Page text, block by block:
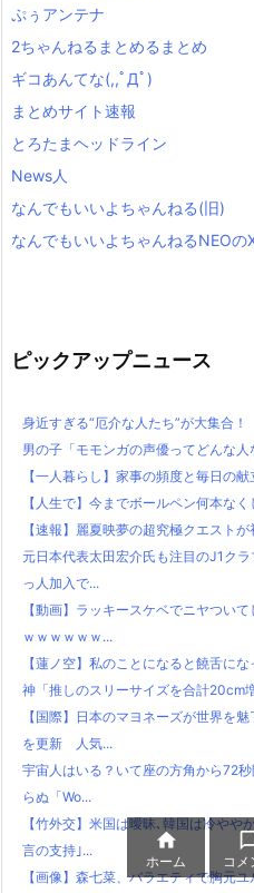
ぷぅアンテナ
2ちゃんねるまとめるまとめ
ギコあんてな(,,ﾟДﾟ)
まとめサイト速報
とろたまヘッドライン
News人
なんでもいいよちゃんねる(旧)
なんでもいいよちゃんねるNEOの
ピックアップニュース
身近すぎる“厄介な人たち”が大集合！
男の子「モモンガの声優ってどんな
【一人暮らし】家事の頻度と毎日の献
【人生で】今までボールペン何本なく
【速報】麗夏映夢の超究極クエスト
元日本代表太田宏介氏も注目のJ1ク
っ人加入で...
【動画】ラッキースケベでニヤつい
ｗｗｗｗｗｗ...
【蓮ノ空】私のことになると饒舌に
神「推しのスリーサイズを合計20cm
【国際】日本のマヨネーズが世界を
を更新 人気...
宇宙人はいる？いて座の方角から72
らぬ「Wo...
【竹外交】米国は曖昧､韓国は冷や
言の支持｣...
【画像】森七菜、バラエティで胸元

ホーム コメ